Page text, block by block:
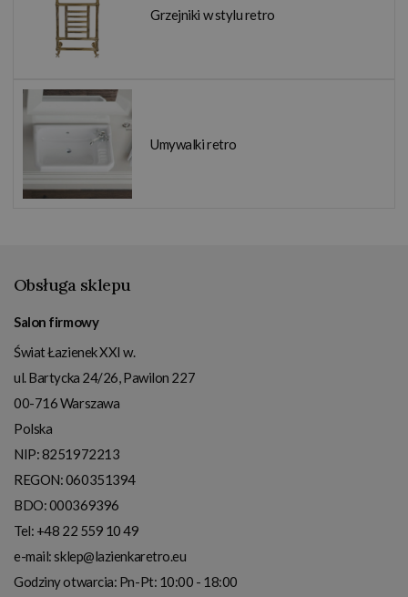
Grzejniki w stylu retro
Umywalki retro
Obsługa sklepu
Salon firmowy
Świat Łazienek XXI w.
ul. Bartycka 24/26, Pawilon 227
00-716Warszawa
Polska
NIP:8251972213
REGON: 060351394
BDO: 000369396
Tel: +48 22 559 10 49
e-mail:sklep@lazienkaretro.eu
Godziny otwarcia: Pn-Pt: 10:00 - 18:00